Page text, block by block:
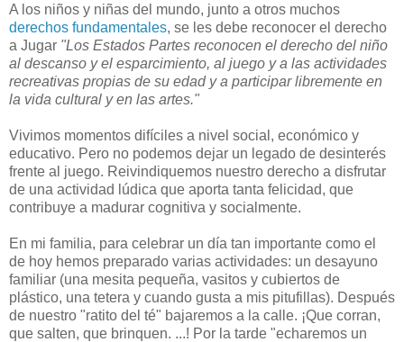
A los niños y niñas del mundo, junto a otros muchos
derechos fundamentales, se les debe reconocer el derecho
a Jugar "Los Estados Partes reconocen el derecho del niño
al descanso y el esparcimiento, al juego y a las actividades
recreativas propias de su edad y a participar libremente en
la vida cultural y en las artes."
Vivimos momentos difíciles a nivel social, económico y
educativo. Pero no podemos dejar un legado de desinterés
frente al juego. Reivindiquemos nuestro derecho a disfrutar
de una actividad lúdica que aporta tanta felicidad, que
contribuye a madurar cognitiva y socialmente.
En mi familia, para celebrar un día tan importante como el
de hoy hemos preparado varias actividades: un desayuno
familiar (una mesita pequeña, vasitos y cubiertos de
plástico, una tetera y cuando gusta a mis pitufillas). Después
de nuestro "ratito del té" bajaremos a la calle. ¡Que corran,
que salten, que brinquen. ...! Por la tarde "echaremos un